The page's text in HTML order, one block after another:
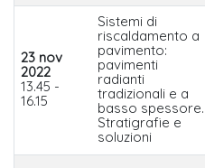
23 nov
2022
13.45 -
16.15
Sistemi di
riscaldamento a
pavimento:
pavimenti
radianti
tradizionali e a
basso spessore.
Stratigrafie e
soluzioni